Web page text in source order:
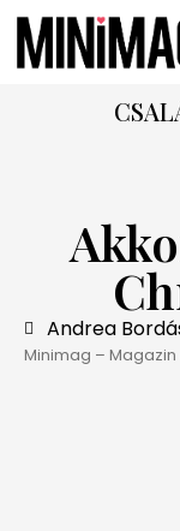
Andrea
Minimag –